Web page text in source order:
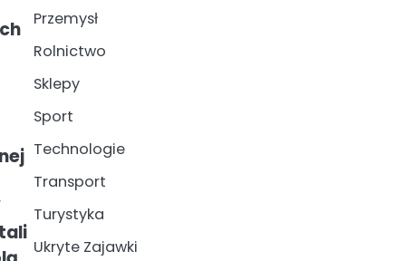
Przemysł
Rolnictwo
Sklepy
Sport
Technologie
Transport
Turystyka
Ukryte Zajawki